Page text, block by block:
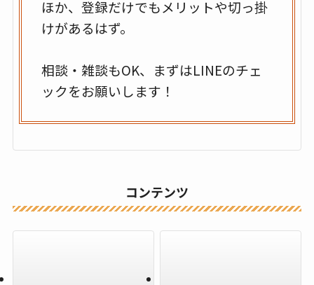
ほか、登録だけでもメリットや切っ掛
けがあるはず。
相談・雑談もOK、まずはLINEのチェ
ックをお願いします！
コンテンツ